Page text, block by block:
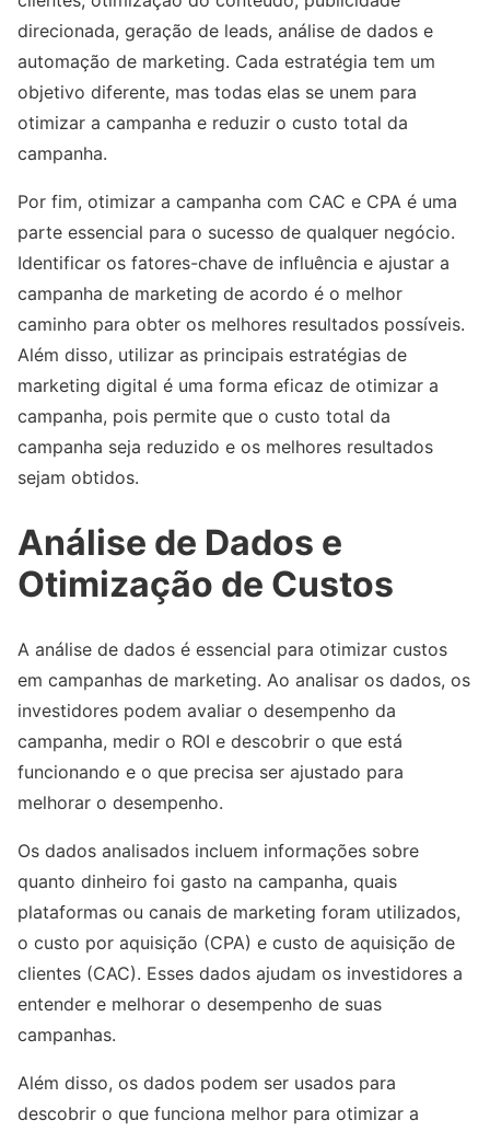
direcionada, geração de leads, análise de dados e
automação de marketing. Cada estratégia tem um
objetivo diferente, mas todas elas se unem para
otimizar a campanha e reduzir o custo total da
campanha.
Por fim, otimizar a campanha com CAC e CPA é uma
parte essencial para o sucesso de qualquer negócio.
Identificar os fatores-chave de influência e ajustar a
campanha de marketing de acordo é o melhor
caminho para obter os melhores resultados possíveis.
Além disso, utilizar as principais estratégias de
marketing digital é uma forma eficaz de otimizar a
campanha, pois permite que o custo total da
campanha seja reduzido e os melhores resultados
sejam obtidos.
Análise de Dados e
Otimização de Custos
A análise de dados é essencial para otimizar custos
em campanhas de marketing. Ao analisar os dados, os
investidores podem avaliar o desempenho da
campanha, medir o ROI e descobrir o que está
funcionando e o que precisa ser ajustado para
melhorar o desempenho.
Os dados analisados incluem informações sobre
quanto dinheiro foi gasto na campanha, quais
plataformas ou canais de marketing foram utilizados,
o custo por aquisição (CPA) e custo de aquisição de
clientes (CAC). Esses dados ajudam os investidores a
entender e melhorar o desempenho de suas
campanhas.
Além disso, os dados podem ser usados para
descobrir o que funciona melhor para otimizar a